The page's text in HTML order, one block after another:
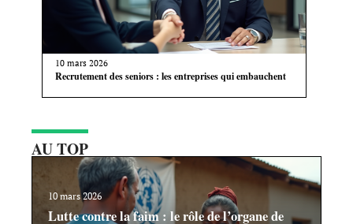
10 mars 2026
Recrutement des seniors : les entreprises qui embauchent
AU TOP
10 mars 2026
Lutte contre la faim : le rôle de l’organe de